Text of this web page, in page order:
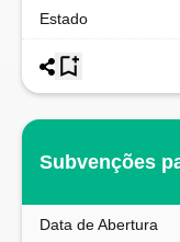
Estado
Subvenções
Data de Abertura